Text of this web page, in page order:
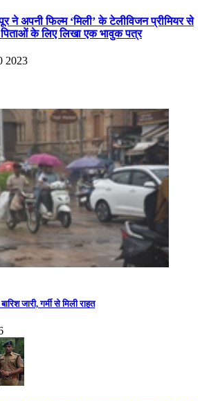
ने अपनी फिल्म ‘मिली’ के टेलीविजन प्रीमियर से
के लिए लिखा एक भावुक पत्र
2023
जारी, गर्मी से मिली राहत